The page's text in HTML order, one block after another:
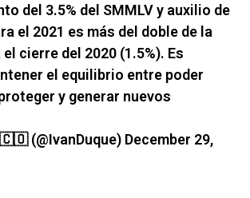
del 3.5% del SMMLV y auxilio de
el 2021 es más del doble de la
cierre del 2020 (1.5%). Es
el equilibrio entre poder
y generar nuevos
(@IvanDuque) December 29,